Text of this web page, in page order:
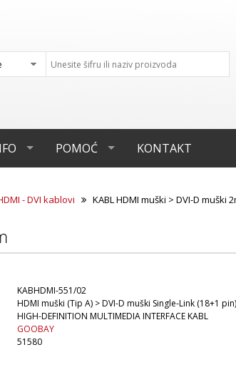
POMOĆ KONTAKT
- DVI kablovi KABL HDMI muški > DVI-D muški
KABHDMI-551/02
HDMI muški (Tip A) > DVI-D muški Single-Link (18+1 pin)
HIGH-DEFINITION MULTIMEDIA INTERFACE KABL
GOOBAY
51580